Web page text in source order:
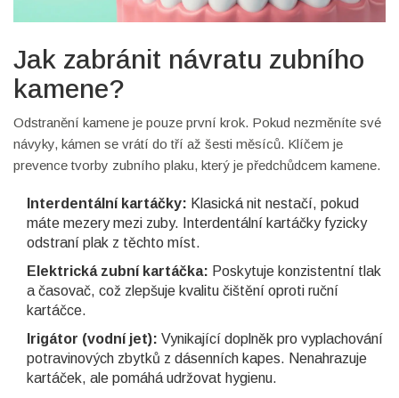
Jak zabránit návratu zubního
kamene?
Odstranění kamene je pouze první krok. Pokud nezměníte své
návyky, kámen se vrátí do tří až šesti měsíců. Klíčem je
prevence tvorby zubního plaku, který je předchůdcem kamene.
Interdentální kartáčky: Klasická nit nestačí, pokud
máte mezery mezi zuby. Interdentální kartáčky fyzicky
odstraní plak z těchto míst.
Elektrická zubní kartáčka: Poskytuje konzistentní tlak
a časovač, což zlepšuje kvalitu čištění oproti ruční
kartáčce.
Irigátor (vodní jet): Vynikající doplněk pro vyplachování
potravinových zbytků z dásenních kapes. Nenahrazuje
kartáček, ale pomáhá udržovat hygienu.